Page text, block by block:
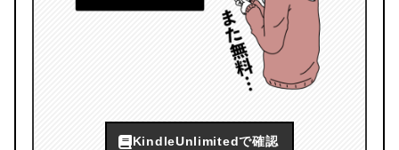
KindleUnlimitedで確認